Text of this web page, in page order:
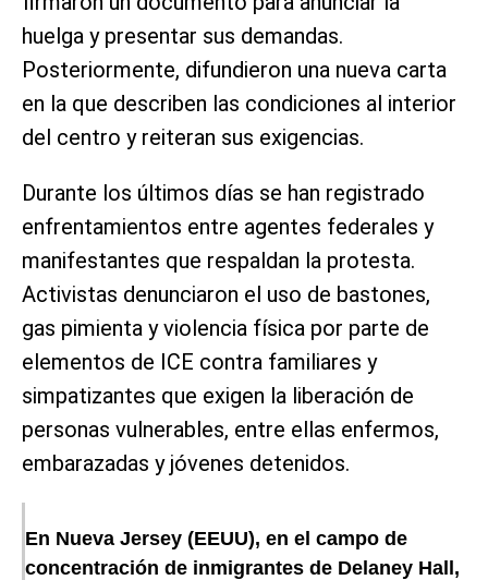
huelga y presentar sus demandas.
Posteriormente, difundieron una nueva carta
en la que describen las condiciones al interior
del centro y reiteran sus exigencias.
Durante los últimos días se han registrado
enfrentamientos entre agentes federales y
manifestantes que respaldan la protesta.
Activistas denunciaron el uso de bastones,
gas pimienta y violencia física por parte de
elementos de ICE contra familiares y
simpatizantes que exigen la liberación de
personas vulnerables, entre ellas enfermos,
embarazadas y jóvenes detenidos.
En Nueva Jersey (EEUU), en el campo de
concentración de inmigrantes de Delaney Hall,